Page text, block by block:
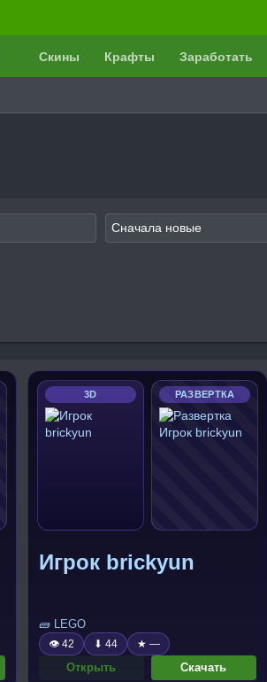
Скины Крафты Заработать
3D РАЗВЕРТКА
Игрок brickyun
🧱 LEGO
👁 42 ⬇ 44 ★ —
Открыть Скачать